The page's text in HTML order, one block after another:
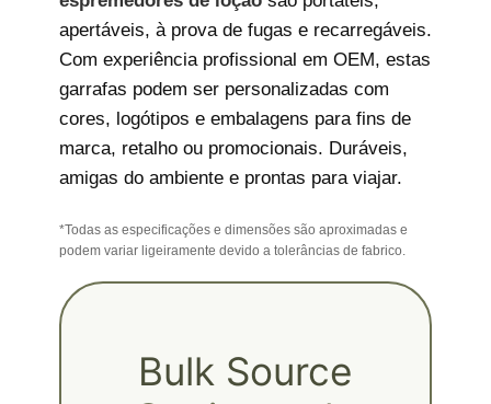
apertáveis, à prova de fugas e recarregáveis.
Com experiência profissional em OEM, estas
garrafas podem ser personalizadas com
cores, logótipos e embalagens para fins de
marca, retalho ou promocionais. Duráveis,
amigas do ambiente e prontas para viajar.
*Todas as especificações e dimensões são aproximadas e
podem variar ligeiramente devido a tolerâncias de fabrico.
Bulk Source